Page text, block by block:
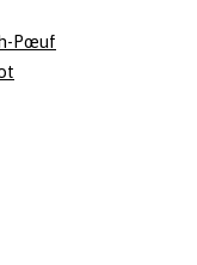
Pœuf